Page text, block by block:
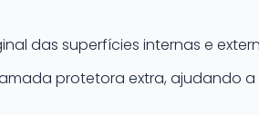
das superfícies internas e
protetora extra, ajudando